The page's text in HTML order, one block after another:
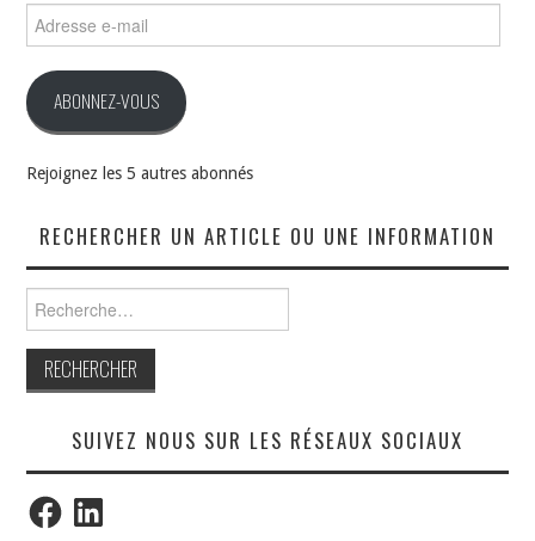
e-
ABONNEZ-VOUS
Rejoignez les 5 autres abonnés
RECHERCHER UN ARTICLE OU UNE INFORMATION
SUIVEZ NOUS SUR LES RÉSEAUX SOCIAUX
FacebookLinkedIn